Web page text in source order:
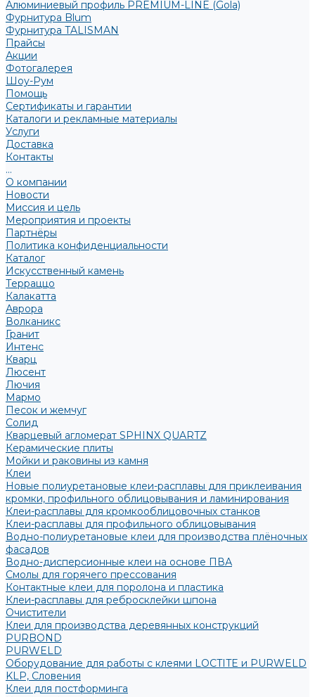
Алюминиевый профиль PREMIUM-LINE (Gola)
Фурнитура Blum
Фурнитура TALISMAN
Прайсы
Акции
Фотогалерея
Шоу-Рум
Помощь
Сертификаты и гарантии
Каталоги и рекламные материалы
Услуги
Доставка
Контакты
...
О компании
Новости
Миссия и цель
Мероприятия и проекты
Партнёры
Политика конфиденциальности
Каталог
Искусственный камень
Терраццо
Калакатта
Аврора
Волканикс
Гранит
Интенс
Кварц
Люсент
Лючия
Мармо
Песок и жемчуг
Солид
Кварцевый агломерат SPHINX QUARTZ
Керамические плиты
Мойки и раковины из камня
Клеи
Новые полиуретановые клеи-расплавы для приклеивания
кромки, профильного облицовывания и ламинирования
Клеи-расплавы для кромкооблицовочных станков
Клеи-расплавы для профильного облицовывания
Водно-полиуретановые клеи для производства плёночных
фасадов
Водно-дисперсионные клеи на основе ПВА
Смолы для горячего прессования
Контактные клеи для поролона и пластика
Клеи-расплавы для ребросклейки шпона
Очистители
Клеи для производства деревянных конструкций
PURBOND
PURWELD
Оборудование для работы с клеями LOCTITE и PURWELD
KLP, Словения
Клеи для постформинга